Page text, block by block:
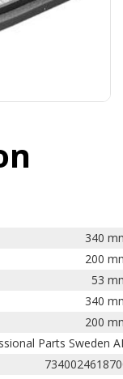
340
200
53
340
200
Parts Sweden